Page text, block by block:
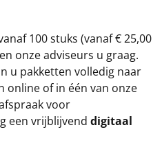
100 stuks (vanaf € 25,00
onze adviseurs u graag.
u pakketten volledig naar
online of in één van onze
voor
een vrijblijvend digitaal